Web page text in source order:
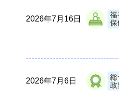
2026年7月16日
2026年7月6日